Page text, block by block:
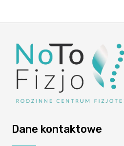
Dane kontaktowe